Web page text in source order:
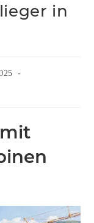
in